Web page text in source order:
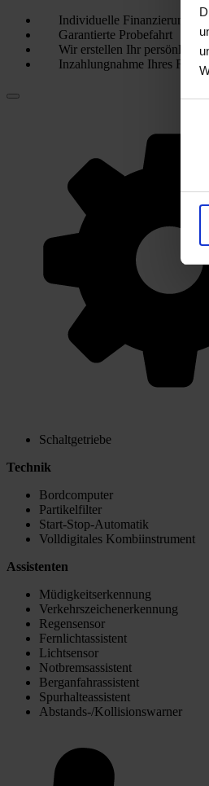
Individuelle Finanzierungs-
Garantierte Probefahrt
Wir erstellen Ihr
Inzahlungnahme Ihres
Schaltgetriebe
Technik
Bordcomputer
Partikelfilter
Start-Stop-Automatik
Volldigitales Kombiinstrument
Assistenten
Müdigkeitserkennung
Verkehrszeichenerkennung
Regensensor
Fernlichtassistent
Lichtsensor
Notbremsassistent
Berganfahrassistent
Spurhalteassistent
Abstands-/Kollisionswarner